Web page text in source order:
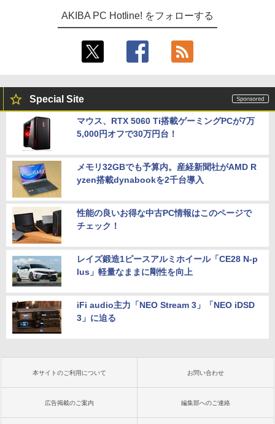
AKIBA PC Hotline! をフォローする
Special Site
マウス、RTX 5060 Ti搭載ゲーミングPCが7万
5,000円オフで30万円台！
メモリ32GBでも予算内。産経新聞社がAMD R
yzen搭載dynabookを2千台導入
性能の良いお得な中古PC情報はこのページで
チェック！
レイズ鍛造1ピースアルミホイール「CE28 N-p
lus」軽量なままに剛性を向上
iFi audio主力「NEO Stream 3」「NEO iDSD
3」に迫る
本サイトのご利用について お問い合わせ
広告掲載のご案内 編集部へのご連絡